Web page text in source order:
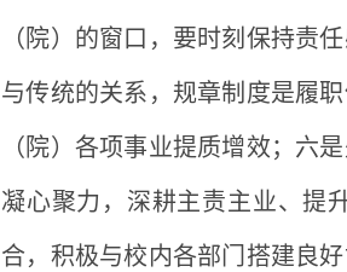
（院）的窗口，要时刻保持责
与传统的关系，规章制度是履
（院）各项事业提质增效；六
凝心聚力，深耕主责主业、提
合，积极与校内各部门搭建良